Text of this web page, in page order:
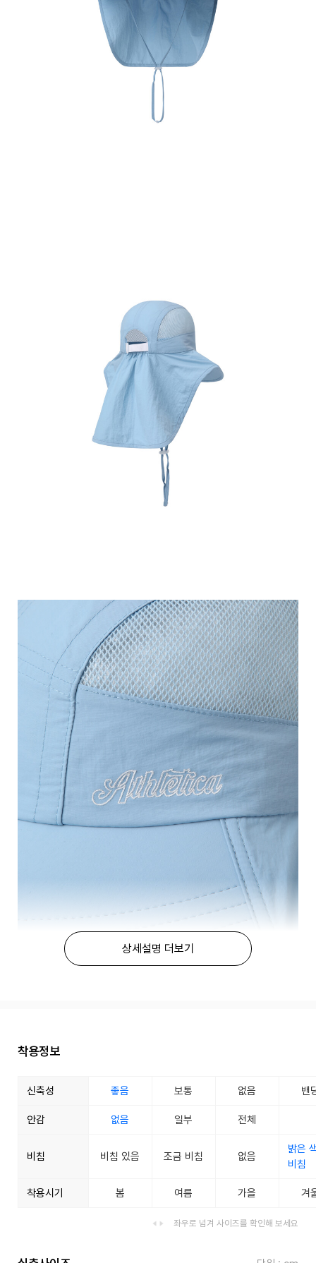
상세설명 더보기
착용정보
신축성 좋음 보통 없음 밴
안감 없음 일부 전체
비침 비침 있음 조금 비침 없음
밝은
비침
착용시기 봄 여름 가을 겨
좌우로 넘겨 사이즈를 확인해 보세요